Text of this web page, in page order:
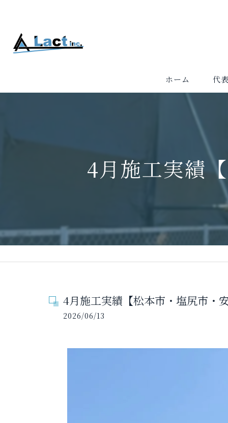
ホーム 代
4月施工実績
4月施工実績【松本市・塩尻市・
2026/06/13